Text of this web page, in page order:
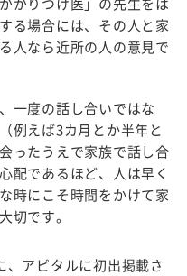
る場合には、その人と家
人なら近所の人の意見で
一度の話し合いではな
例えば3カ月とか半年と
ったうえで家族で話し合
配であるほど、人は早く
時にこそ時間をかけて家
切です。
アピタルに初出掲載さ